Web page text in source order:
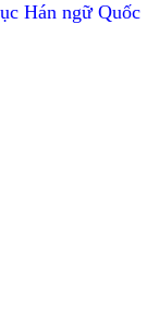
Hán ngữ Quốc